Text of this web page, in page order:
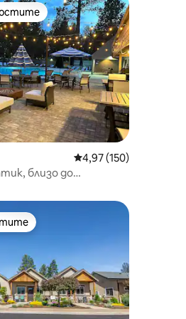
отзива
избор на гостите
Средна оценка: 4,97
4,97 (150)
близо до